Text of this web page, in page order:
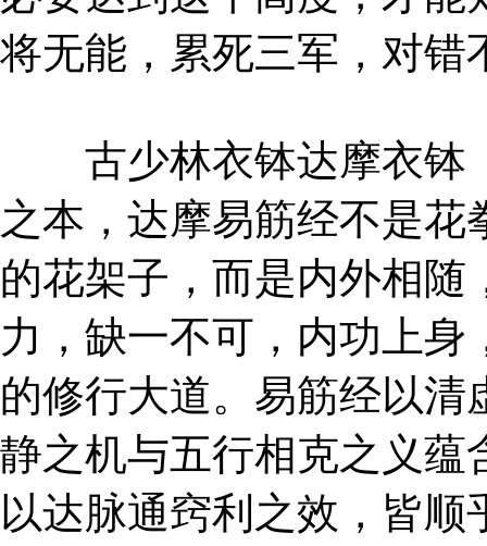
将无能，累死三军，对错
古少林衣钵达摩衣钵
之本，达摩易筋经不是
的花架子，而是内外相
力，缺一不可，内功上
的修行大道。易筋经以
静之机与五行相克之义蕴
以达脉通窍利之效，皆